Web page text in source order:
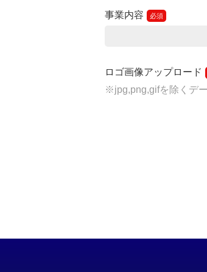
事業内容
ロゴ画像アップロード
※jpg,png,gifを除くデ